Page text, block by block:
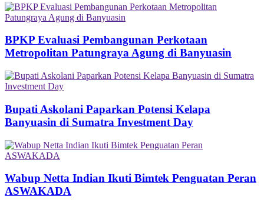
BPKP Evaluasi Pembangunan Perkotaan
Metropolitan Patungraya Agung di Banyuasin
Bupati Askolani Paparkan Potensi Kelapa
Banyuasin di Sumatra Investment Day
Wabup Netta Indian Ikuti Bimtek Penguatan Peran
ASWAKADA